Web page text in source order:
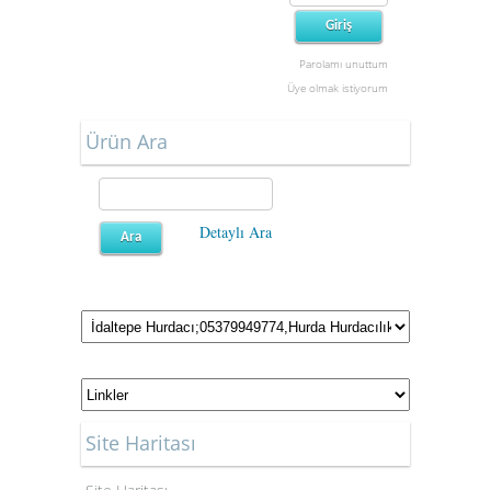
Parolamı unuttum
Üye olmak istiyorum
Ürün Ara
Detaylı Ara
Site Haritası